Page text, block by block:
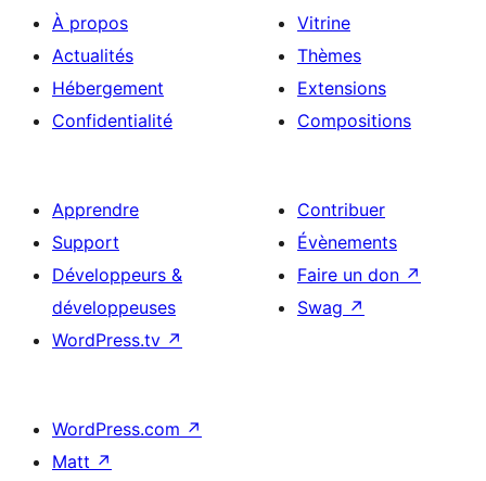
À propos
Actualités
Hébergement
Confidentialité
Vitrine
Thèmes
Extensions
Compositions
Apprendre
Support
Développeurs &
développeuses
WordPress.tv ↗
Contribuer
Évènements
Faire un don ↗
Swag ↗
WordPress.com ↗
Matt ↗